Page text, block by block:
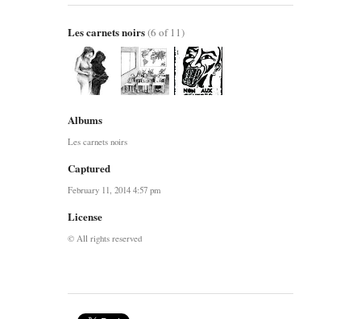
Les carnets noirs(6 of 11)
Albums
Les carnets noirs
Captured
February 11, 2014 4:57 pm
License
© All rights reserved